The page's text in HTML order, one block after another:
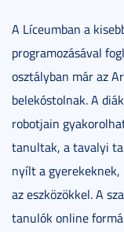
A Líceumban a
programozásával
osztályban már az
belekóstolnak. A
robotjain
tanultak, a tavalyi
nyílt a
az eszközökkel. A
tanulók online